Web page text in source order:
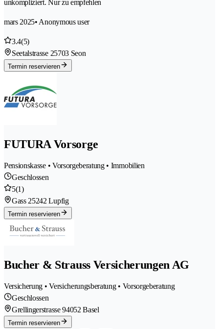
unkompliziert. Nur zu empfehlen
mars 2025• Anonymous user
3.4(5)
Seetalstrasse 25703 Seon
Termin reservieren
FUTURA Vorsorge
Pensionskasse • Vorsorgeberatung • Immobilien
Geschlossen
5(1)
Gass 25242 Lupfig
Termin reservieren
Bucher & Strauss Versicherungen AG
Versicherung • Versicherungsberatung • Vorsorgeberatung
Geschlossen
Grellingerstrasse 94052 Basel
Termin reservieren